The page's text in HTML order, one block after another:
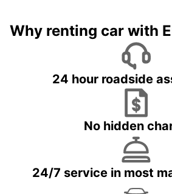
Why renting car with
24 hour roadside
No hidden
24/7 service in most